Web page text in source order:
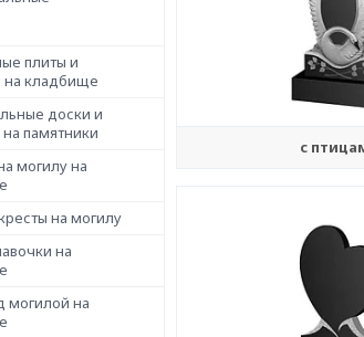
плиты и
на кладбище
доски и
памятники
могилу на
на могилу
на
могилой на
с